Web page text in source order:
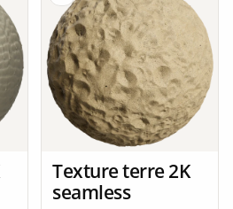
Texture terre 2K
seamless